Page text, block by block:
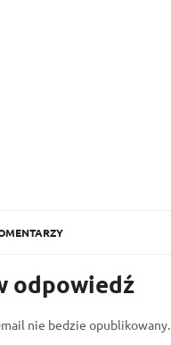
odpowiedź
nie bedzie opublikowany.